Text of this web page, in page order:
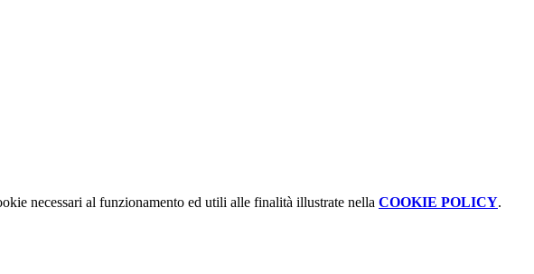
necessari al funzionamento ed utili alle finalità illustrate nella COOKIE POLICY.